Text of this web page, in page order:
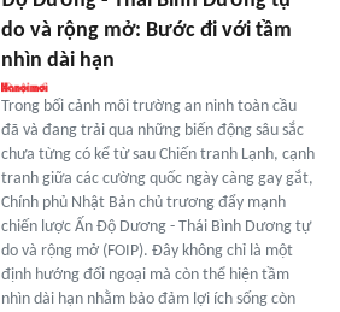
do và rộng mở: Bước đi với tầm
nhìn dài hạn
Trong bối cảnh môi trường an ninh toàn cầu
đã và đang trải qua những biến động sâu sắc
chưa từng có kể từ sau Chiến tranh Lạnh, cạnh
tranh giữa các cường quốc ngày càng gay gắt,
Chính phủ Nhật Bản chủ trương đẩy mạnh
chiến lược Ấn Độ Dương - Thái Bình Dương tự
do và rộng mở (FOIP). Đây không chỉ là một
định hướng đối ngoại mà còn thể hiện tầm
nhìn dài hạn nhằm bảo đảm lợi ích sống còn